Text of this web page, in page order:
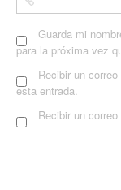
Guarda mi
para la próxima vez
Recibir un
esta entrada.
Recibir un